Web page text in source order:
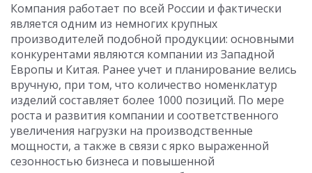
Компания работает по всей России и фактически
является одним из немногих крупных
производителей подобной продукции: основными
конкурентами являются компании из Западной
Европы и Китая. Ранее учет и планирование велись
вручную, при том, что количество номенклатур
изделий составляет более 1000 позиций. По мере
роста и развития компании и соответственного
увеличения нагрузки на производственные
мощности, а также в связи с ярко выраженной
сезонностью бизнеса и повышенной